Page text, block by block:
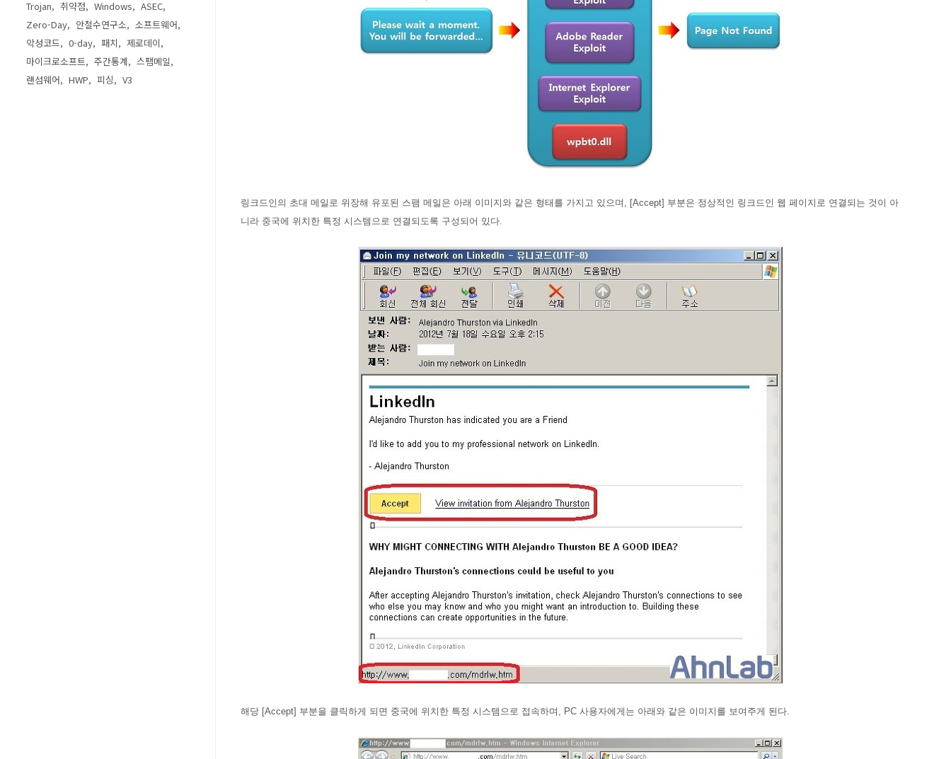
링크드인의 초대 메일로 위장해 유포된 스팸 메일은 아래 이미지와 같은 형태를 가지고 있으며, [Accept] 부분은 정상적인 링크드인 웹 페이지로 연결되는 것이 아
니라 중국에 위치한 특정 시스템으로 연결되도록 구성되어 있다.
해당 [Accept] 부분을 클릭하게 되면 중국에 위치한 특정 시스템으로 접속하며, PC 사용자에게는 아래와 같은 이미지를 보여주게 된다.
Trojan
취약점 Windows
ASEC
Zero-Day
안철수연구소
소프트웨어
악성코드
0-day 패치
제로데이
마이크로소프트
주간통계
스팸메일
랜섬웨어
HWP 피싱 V3